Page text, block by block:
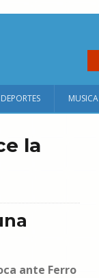
DEPORTES MUSICA
la
ante Ferro